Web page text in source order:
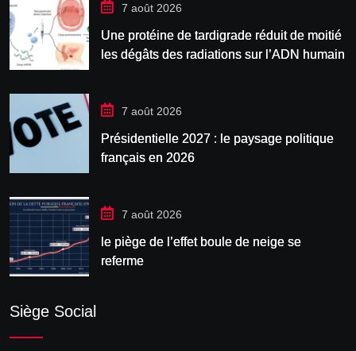
7 août 2026
Une protéine de tardigrade réduit de moitié
les dégâts des radiations sur l’ADN humain
7 août 2026
Présidentielle 2027 : le paysage politique
français en 2026
7 août 2026
le piège de l’effet boule de neige se
referme
Siège Social